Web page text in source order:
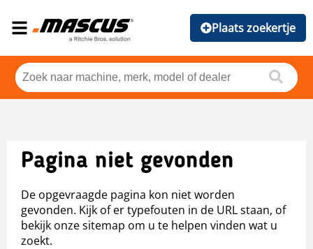
Plaats zoekertje
Pagina niet gevonden
De opgevraagde pagina kon niet worden
gevonden. Kijk of er typefouten in de URL staan, of
bekijk onze sitemap om u te helpen vinden wat u
zoekt.